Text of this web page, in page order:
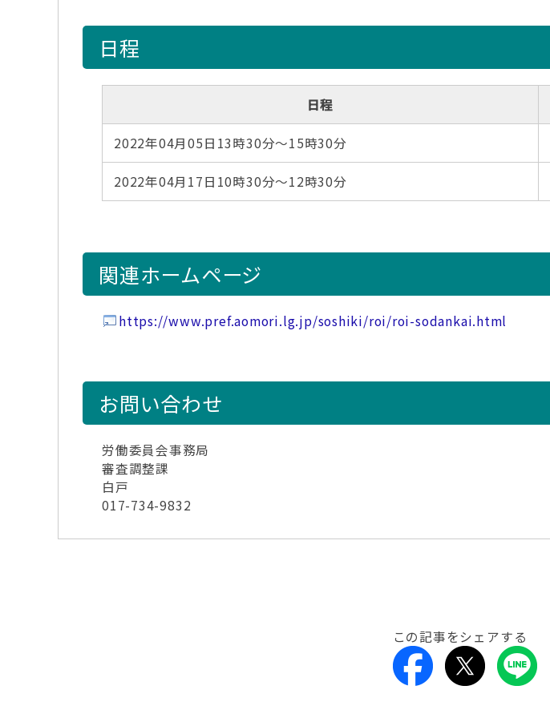
日程
日程
2022年04月05日13時30分～15時30分
2022年04月17日10時30分～12時30分
関連ホームページ
https://www.pref.aomori.lg.jp/soshiki/roi/roi-sodankai.html
お問い合わせ
労働委員会事務局
審査調整課
白戸
017-734-9832
この記事をシェアする